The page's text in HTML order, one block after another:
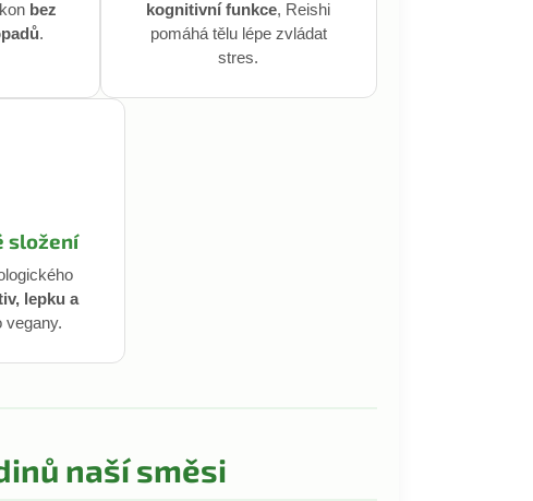
bez
.
kognitivní funkce, Reishi
pomáhá tělu lépe zvládat
stres.
složení
lepku a
vegany.
naší směsi